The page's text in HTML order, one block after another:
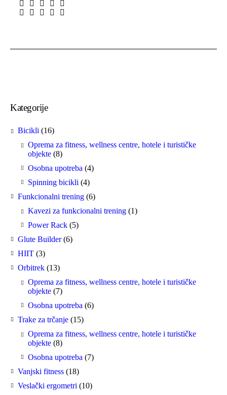
Kategorije
Bicikli 1616
Oprema za fitness, wellness centre, hotele i turističke
objekte 88
Osobna upotreba 44
Spinning bicikli 44
Funkcionalni trening 66
Kavezi za funkcionalni trening 11
Power Rack 55
Glute Builder 66
HIIT 33
Orbitrek 1313
Oprema za fitness, wellness centre, hotele i turističke
objekte 77
Osobna upotreba 66
Trake za trčanje 1515
Oprema za fitness, wellness centre, hotele i turističke
objekte 88
Osobna upotreba 77
Vanjski fitness 1818
Veslački ergometri 1010